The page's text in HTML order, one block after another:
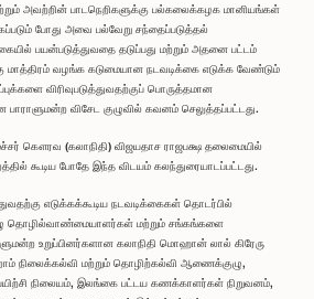
அவற்றின் பாடநெறிகளுக்கு பல்கலைக்கழக மானியங்கள்
போது அவை பல்வேறு சந்தைப்படுத்தல்
பயன்படுத்துவதை தடுப்பது மற்றும் அதனை பட்டம்
வழங்க கடுமையான நடவடிக்கை எடுக்க வேண்டும்
விரிவுபடுத்துவதற்குப் பொருத்தமான
பாராளுமன்ற விசேட குழுவில் கவனம் செலுத்தப்பட்டது.
கௌரவ (கலாநிதி) விஜயதாச ராஜபக்ஷ தலைமையில்
கூடிய போதே இந்த விடயம் கலந்துரையாடப்பட்டது.
எடுக்கக்கூடிய நடவடிக்கைகள் தொடர்பில்
தொழில்வாண்மையாளர்கள் மற்றும் சங்கங்களை
உறுப்பினர்களான கலாநிதி மொஹான் லால் கிரேரு
நிலைக்கல்வி மற்றும் தொழிற்கல்வி ஆணைக்குழு,
நிலையம், இலங்கை பட்டய கணக்காளர்கள் நிறுவனம்,